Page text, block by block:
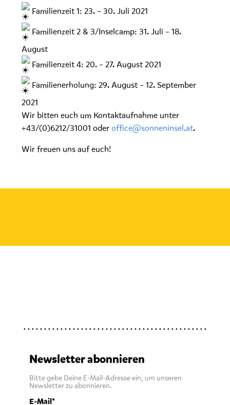
Familienzeit 1: 23. – 30. Juli 2021
Familienzeit 2 & 3/Inselcamp: 31. Juli – 18.
August
Familienzeit 4: 20. – 27. August 2021
Familienerholung: 29. August – 12. September
2021
Wir bitten euch um Kontaktaufnahme unter
+43/(0)6212/31001 oderoffice@sonneninsel.at.
Wir freuen uns auf euch!
Newsletter abonnieren
Bitte gebe Deine E-Mail-Adresse ein, um unseren
Newsletter zu abonnieren.
E-Mail